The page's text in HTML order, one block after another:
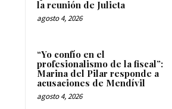
la reunión de Julieta
agosto 4, 2026
“Yo confío en el
profesionalismo de la fiscal”:
Marina del Pilar responde a
acusaciones de Mendívil
agosto 4, 2026